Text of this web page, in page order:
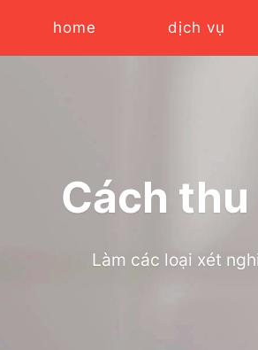
home dịch vụ
Cách
Làm các loại xét